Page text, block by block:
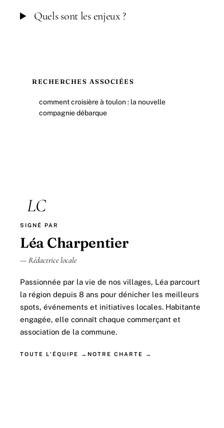
Quels sont les enjeux ?
RECHERCHES ASSOCIÉES
comment croisière à toulon : la nouvelle
compagnie débarque
LC
SIGNÉ PAR
Léa Charpentier
— Rédactrice locale
Passionnée par la vie de nos villages, Léa parcourt
la région depuis 8 ans pour dénicher les meilleurs
spots, événements et initiatives locales. Habitante
engagée, elle connaît chaque commerçant et
association de la commune.
TOUTE L'ÉQUIPE → NOTRE CHARTE →